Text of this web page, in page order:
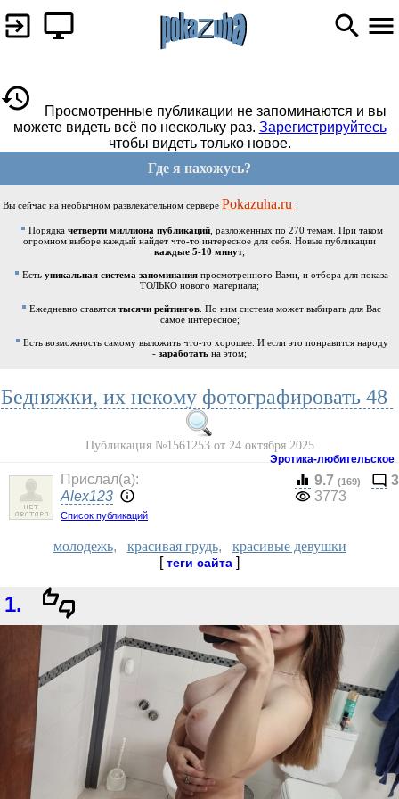
Просмотренные публикации не запоминаются и вы
можете видеть всё по нескольку раз. Зарегистрируйтесь
чтобы видеть только новое.
Где я нахожусь?
Вы сейчас на необычном развлекательном сервере Pokazuha.ru :
Порядка четверти миллиона публикаций, разложенных по 270 темам. При таком
огромном выборе каждый найдет что-то интересное для себя. Новые публикации
каждые 5-10 минут;
Есть уникальная система запоминания просмотренного Вами, и отбора для показа
ТОЛЬКО нового материала;
Ежедневно ставятся тысячи рейтингов . По ним система может выбирать для Вас
самое интересное;
Есть возможность самому выложить что-то хорошее. И если это понравится народу
- заработать на этом;
Бедняжки, их некому фотографировать 48
Публикация №1561253 от 24 октября 2025
Эротика-любительское
Прислал(a):
Alex123
Список публикаций
9.7 (169)
3
3773
молодежь, красивая грудь, красивые девушки
[теги сайта ]
1.